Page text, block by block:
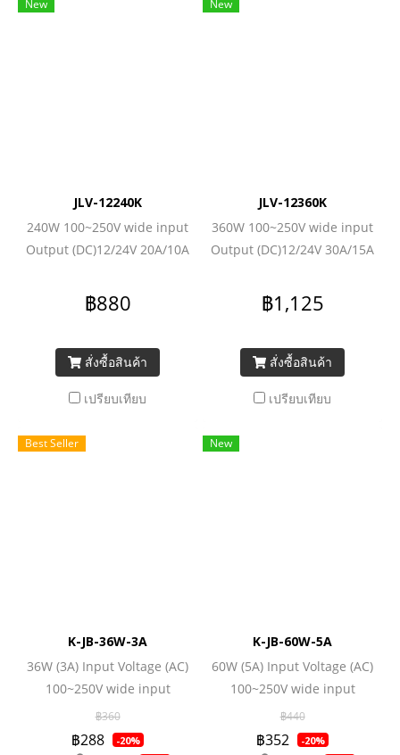
New
JLV-12240K
240W 100~250V wide input
Output (DC)12/24V 20A/10A
฿880
สั่งซื้อสินค้า
เปรียบเทียบ
New
JLV-12360K
360W 100~250V wide input
Output (DC)12/24V 30A/15A
฿1,125
สั่งซื้อสินค้า
เปรียบเทียบ
Best Seller
K-JB-36W-3A
36W (3A) Input Voltage (AC)
100~250V wide input
Output (DC) 12/24V Output
Power 36W
฿360
฿288 -20%
New
K-JB-60W-5A
60W (5A) Input Voltage (AC)
100~250V wide input
Output (DC) 12/24V Output
Power 60W
฿440
฿352 -20%